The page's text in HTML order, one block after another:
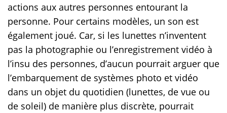
actions aux autres personnes entourant la
personne. Pour certains modèles, un son est
également joué. Car, si les lunettes n’inventent
pas la photographie ou l’enregistrement vidéo à
l’insu des personnes, d’aucun pourrait arguer que
l’embarquement de systèmes photo et vidéo
dans un objet du quotidien (lunettes, de vue ou
de soleil) de manière plus discrète, pourrait